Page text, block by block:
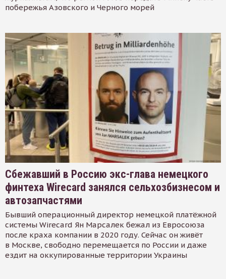
побережья Азовского и Черного морей
Сбежавший в Россию экс-глава немецкого
финтеха Wirecard занялся сельхозбизнесом и
автозапчастями
Бывший операционный директор немецкой платёжной
системы Wirecard Ян Марсалек бежал из Евросоюза
после краха компании в 2020 году. Сейчас он живёт
в Москве, свободно перемещается по России и даже
ездит на оккупированные территории Украины